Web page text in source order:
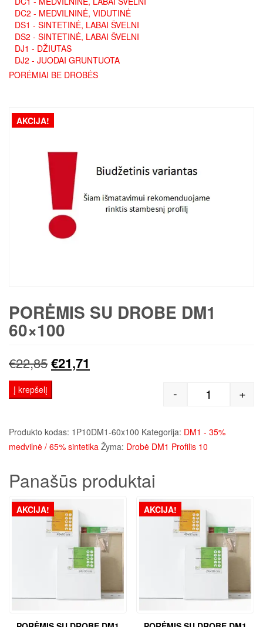
DC2 - MEDVILNINĖ, VIDUTINĖ
DS1 - SINTETINĖ, LABAI ŠVELNI
DS2 - SINTETINĖ, LABAI ŠVELNI
DJ1 - DŽIUTAS
DJ2 - JUODAI GRUNTUOTA
PORĖMIAI BE DROBĖS
AKCIJA!
PORĖMIS SU DROBE DM1
60×100
€22,85Original
price
€22,85.
€21,71
€21,71.
produkto
- +
Į krepšelį
Produkto kodas: 1P10DM1-60x100 Kategorija: DM1 - 35%
medvilnė / 65% sintetika Žyma: Drobė DM1 Profilis 10
Panašūs produktai
AKCIJA! AKCIJA!